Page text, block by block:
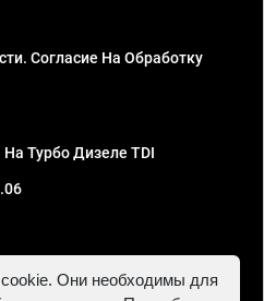
Согласие На Обработку
Турбо Дизеле TDI
ИНН 781302555843,
Они необходимы для